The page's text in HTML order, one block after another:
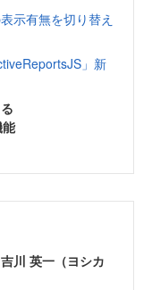
示有無を切り替え
」新
川 英一（ヨシカ